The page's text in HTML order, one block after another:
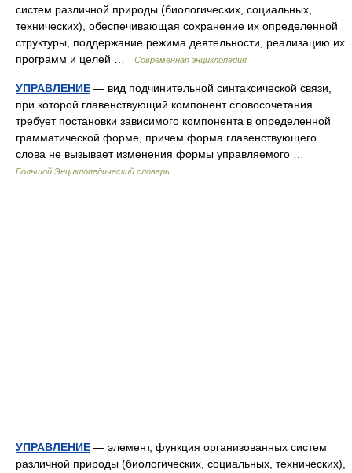
систем различной природы (биологических, социальных,
технических), обеспечивающая сохранение их определенной
структуры, поддержание режима деятельности, реализацию их
программ и целей …
Современная энциклопедия
УПРАВЛЕНИЕ — вид подчинительной синтаксической связи,
при которой главенствующий компонент словосочетания
требует постановки зависимого компонента в определенной
грамматической форме, причем форма главенствующего
слова не вызывает изменения формы управляемого …
Большой Энциклопедический словарь
УПРАВЛЕНИЕ — элемент, функция организованных систем
различной природы (биологических, социальных, технических),